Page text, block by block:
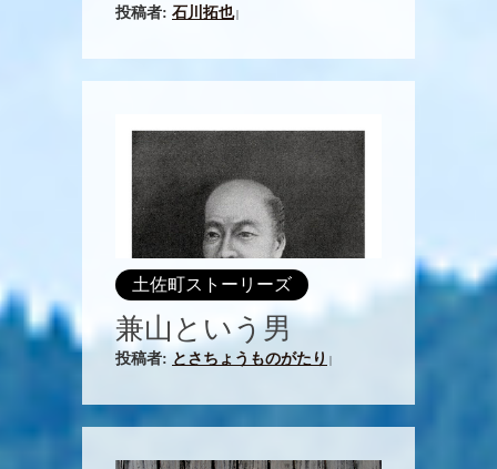
投稿者: 石川拓也|
土佐町ストーリーズ
兼山という男
投稿者: とさちょうものがたり